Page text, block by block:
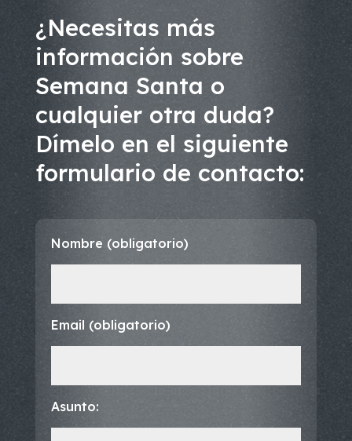
¿Necesitas más
información sobre
Semana Santa o
cualquier otra duda?
Dímelo en el siguiente
formulario de contacto:
Nombre (obligatorio)
Email (obligatorio)
Asunto: